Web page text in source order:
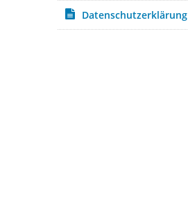
Datenschutzerklärung